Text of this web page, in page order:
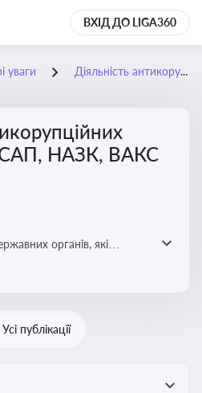
ВХІД ДО LIGA360
уваги Діяльність антикорупційних органів НАБУ, САП, НАЗК, ВАКС
САП, НАЗК, ВАКС
органів, які
та розслідування
що є ключовим
бізнесі
Усі публікації